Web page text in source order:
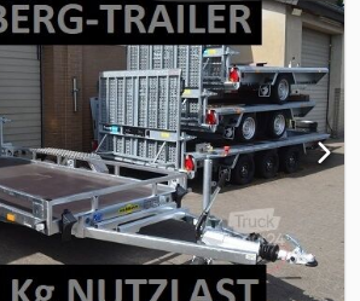
Brian James oferecem a solução
o transporte de máquinas, não apenas para
agora o modelo e configuração desejados.
melhores multitransportadores? Exemplo
de máquinas General Plant
3500kg, reboque tandem rebaixado
engate esférico AL-KO com trava, pneus 13"
de carga 38 cm, caçamba de aço
de multiplex, olhais de amarração
transitáveis com chapa antiderrapante,
auxílio por mola e suporte montados, roda
iluminação moderna instalada de forma